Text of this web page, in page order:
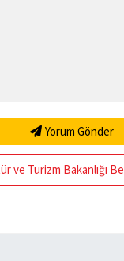
Yorum Gönder
ve Turizm Bakanlığı